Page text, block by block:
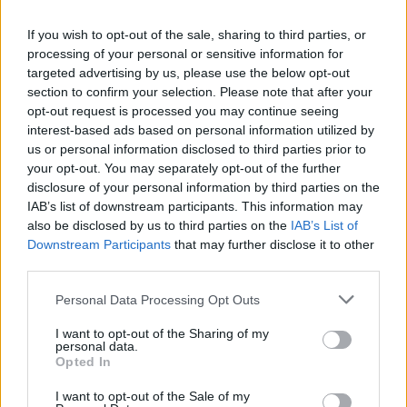
If you wish to opt-out of the sale, sharing to third parties, or
processing of your personal or sensitive information for
targeted advertising by us, please use the below opt-out
section to confirm your selection. Please note that after your
opt-out request is processed you may continue seeing
interest-based ads based on personal information utilized by
us or personal information disclosed to third parties prior to
your opt-out. You may separately opt-out of the further
disclosure of your personal information by third parties on the
IAB’s list of downstream participants. This information may
also be disclosed by us to third parties on the IAB’s List of
Downstream Participants that may further disclose it to other
Please note that this website/app uses one or more Google
not limited to your visit or usage behaviour. You may click to
grant or deny consent to Google and its third-party tags to
use your data for below specified purposes in below Google
consent section.
Personal Data Processing Opt Outs
I want to opt-out of the Sharing of my
personal data.
Opted In
I want to opt-out of the Sale of my
Sonynak, »Nem szeretnék a nagyszerűnél
rosszabb filmet készíteni, ezért azt gondolom, nem
kellene elkészítenünk ezt a mozit. Csináljátok meg
inkább a rebootot, amit egyébként is terveztetek.«"
SMASH by Meló-Diák: Homok, zene és a nyár legjobb
hangulata – Jön a második forduló! (X)
Július végén folytatódik a balatoni strandröplabda-
sorozat.
#sam raimi #tobey maguire #marvel #mcu